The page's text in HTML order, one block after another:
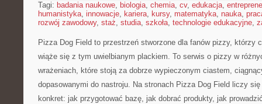
Tagi: badania naukowe, biologia, chemia, cv, edukacja,
humanistyka, innowacje, kariera, kursy, matematyka, nauka,
rozwój zawodowy, staż, studia, szkoła, technologie edukacyjne,
Pizza Dog Field to przestrzeń stworzone dla fanów pizzy, którzy
wiąże się z tym uwielbianym plackiem. To serwis o pizzy w
wrażeniach, które stoją za dobrze wypieczonym ciastem,
dopasowanymi do nastroju. Na stronach Pizza Dog Field liczy
konkret: jak przygotować bazę, jak dobrać produkty, jak